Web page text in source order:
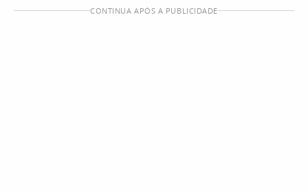
CONTINUA APÓS A PUBLICIDADE